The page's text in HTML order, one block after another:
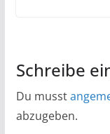
Schreibe
Du musst
abzugeben.